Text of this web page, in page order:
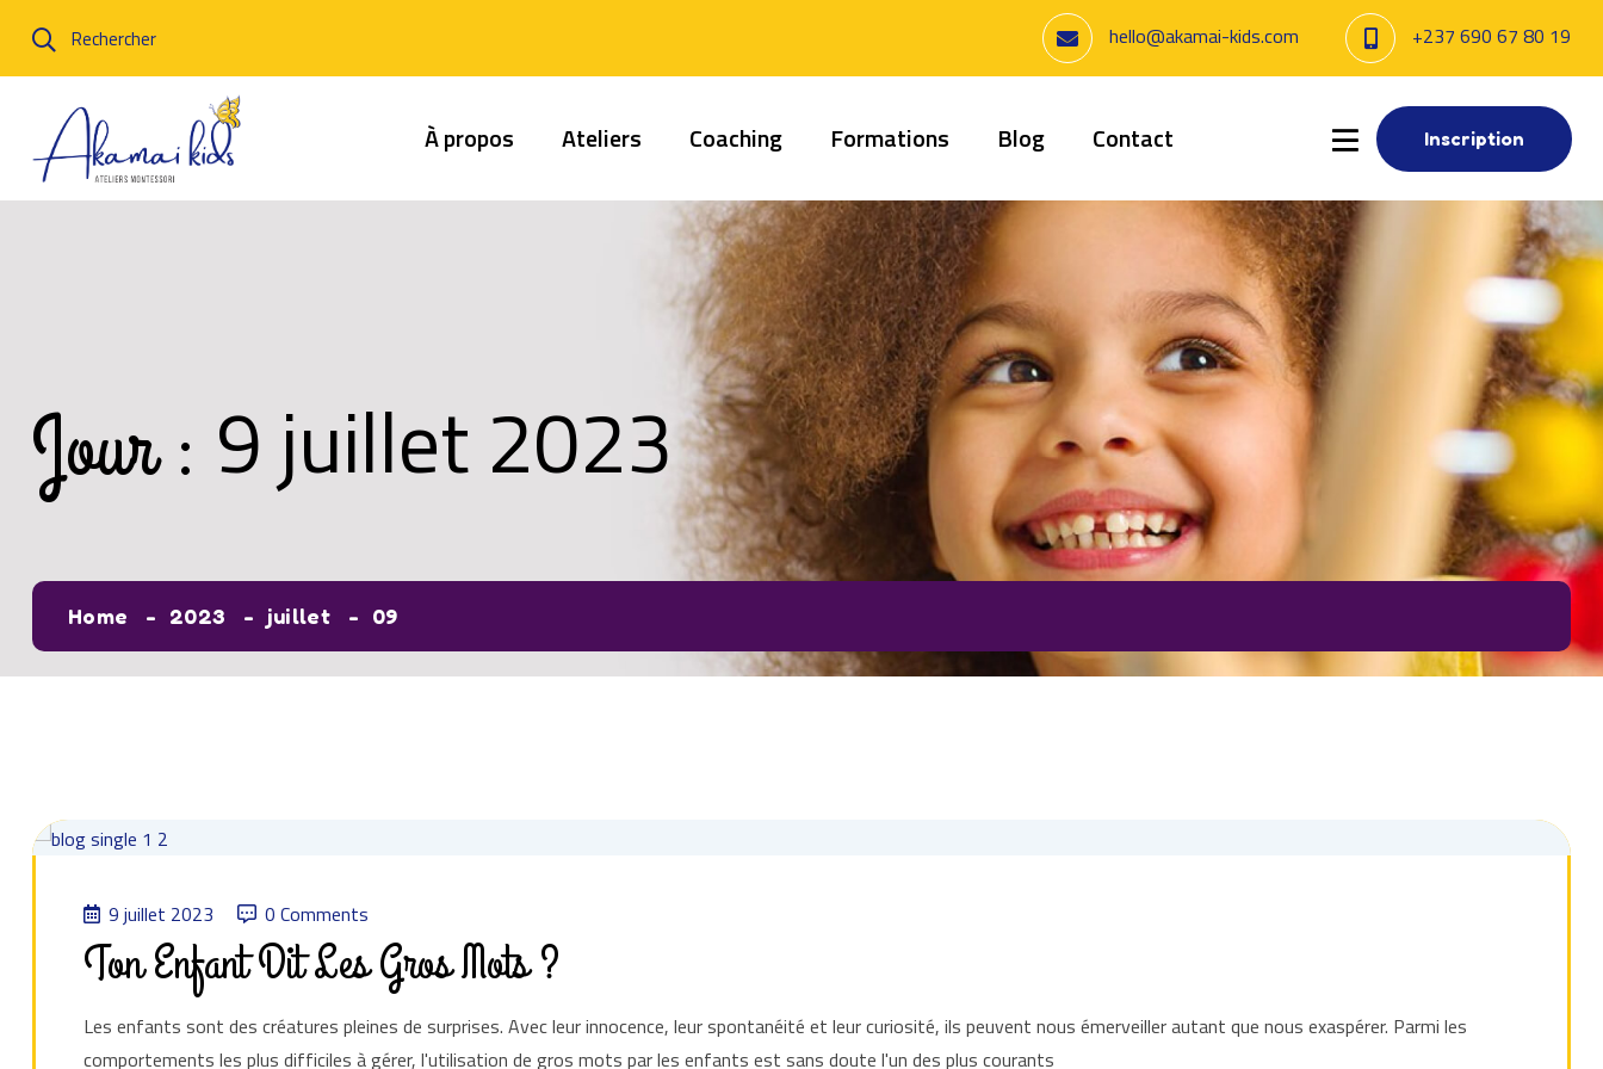
Rechercher hello@akamai-kids.com +237 690 67 80 19
À propos Ateliers Coaching Formations Blog Contact Inscription
Jour : 9 juillet 2023
Home 2023 juillet 09
9 juillet 2023 0 Comments
Ton Enfant Dit Les Gros Mots ?
Les enfants sont des créatures pleines de surprises. Avec leur innocence, leur spontanéité et leur curiosité, ils peuvent nous émerveiller autant que nous exaspérer. Parmi les
comportements les plus difficiles à gérer, l'utilisation de gros mots par les enfants est sans doute l'un des plus courants